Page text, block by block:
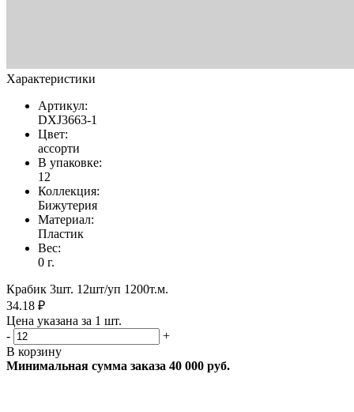
Характеристики
Артикул:
DXJ3663-1
Цвет:
ассорти
В упаковке:
12
Коллекция:
Бижутерия
Материал:
Пластик
Вес:
0 г.
Крабик 3шт. 12шт/уп 1200т.м.
34.18 ₽
Цена указана за 1 шт.
-
+
В корзину
Минимальная сумма заказа 40 000 руб.